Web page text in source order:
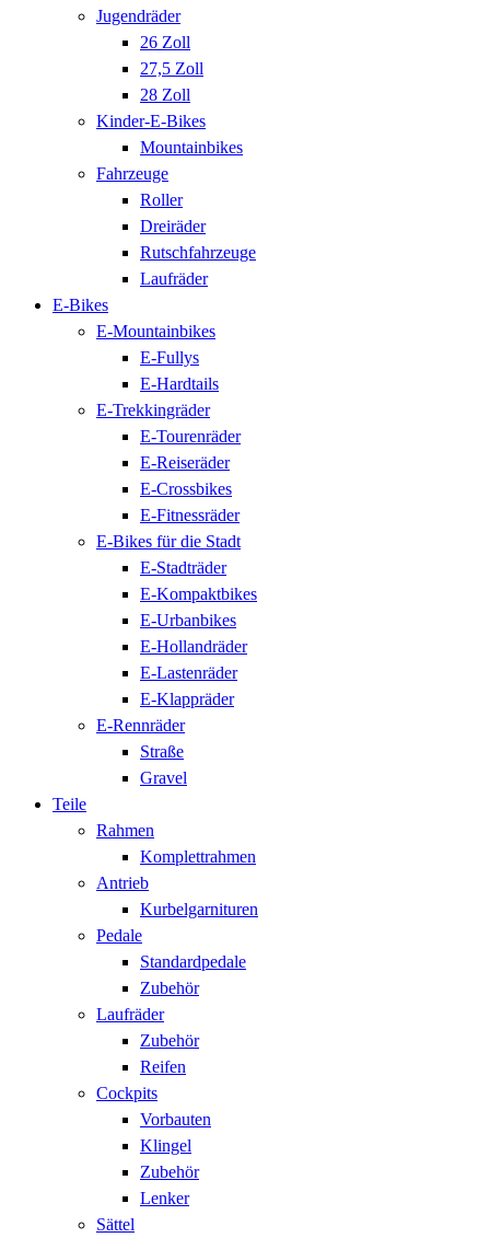
Jugendräder
26 Zoll
27,5 Zoll
28 Zoll
Kinder-E-Bikes
Mountainbikes
Fahrzeuge
Roller
Dreiräder
Rutschfahrzeuge
Laufräder
E-Bikes
E-Mountainbikes
E-Fullys
E-Hardtails
E-Trekkingräder
E-Tourenräder
E-Reiseräder
E-Crossbikes
E-Fitnessräder
E-Bikes für die Stadt
E-Stadträder
E-Kompaktbikes
E-Urbanbikes
E-Hollandräder
E-Lastenräder
E-Klappräder
E-Rennräder
Straße
Gravel
Teile
Rahmen
Komplettrahmen
Antrieb
Kurbelgarnituren
Pedale
Standardpedale
Zubehör
Laufräder
Zubehör
Reifen
Cockpits
Vorbauten
Klingel
Zubehör
Lenker
Sättel